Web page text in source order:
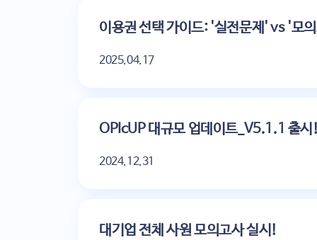
이용권 선택 가이드: '실전문제' vs '모
2025.04.17
OPIcUP 대규모 업데이트_V5.1.1 출
2024.12.31
대기업 전체 사원 모의고사 실시!